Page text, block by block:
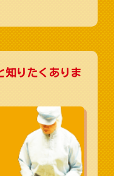
知りたくありま